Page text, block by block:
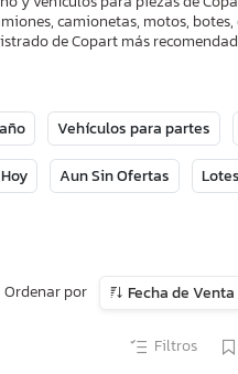
camionetas, motos,
de Copart más
Vehículos para partes
Aun Sin Ofertas
Ordenar por Fecha de Venta
Filtros